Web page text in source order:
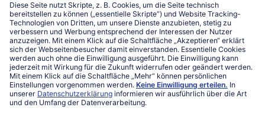
Unternehmen
Über uns